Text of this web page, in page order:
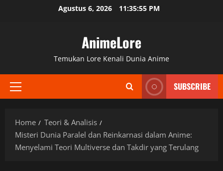
Agustus 6, 2026 11:35:57 PM
AnimeLore
Temukan Lore Kenali Dunia Anime
Primary
SUBSCRIBE
Home
Teori & Analisis
Misteri Dunia Paralel dan Reinkarnasi dalam Anime:
Menyelami Teori Multiverse dan Takdir yang Terulang